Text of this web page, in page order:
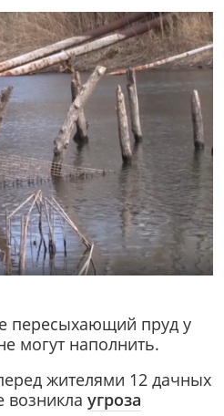
пересыхающий пруд у
могут наполнить.
жителями 12 дачных
угроза